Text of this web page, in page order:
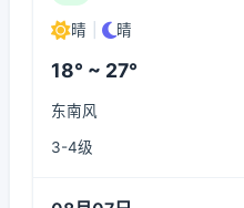
晴 晴
18° ~ 27°
东南风
3-4级